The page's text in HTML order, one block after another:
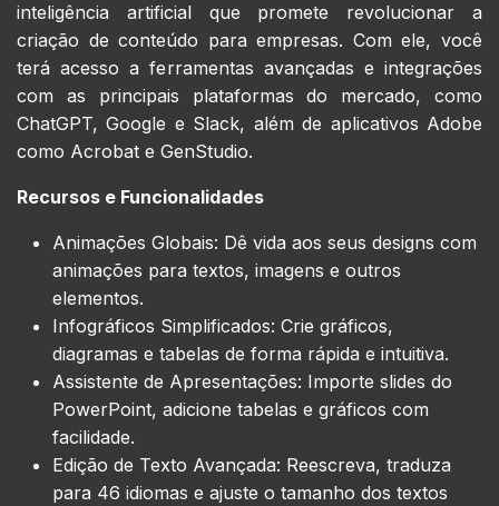
inteligência artificial que promete revolucionar a
criação de conteúdo para empresas. Com ele, você
terá acesso a ferramentas avançadas e integrações
com as principais plataformas do mercado, como
ChatGPT, Google e Slack, além de aplicativos Adobe
como Acrobat e GenStudio.
Recursos e Funcionalidades
Animações Globais: Dê vida aos seus designs com
animações para textos, imagens e outros
elementos.
Infográficos Simplificados: Crie gráficos,
diagramas e tabelas de forma rápida e intuitiva.
Assistente de Apresentações: Importe slides do
PowerPoint, adicione tabelas e gráficos com
facilidade.
Edição de Texto Avançada: Reescreva, traduza
para 46 idiomas e ajuste o tamanho dos textos